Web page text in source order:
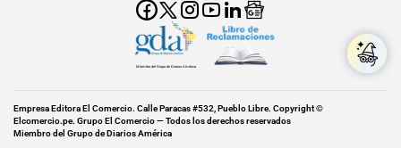
Miembro del Grupo de Diarios América
Empresa Editora El Comercio. Calle Paracas #532, Pueblo Libre. Copyright ©
Elcomercio.pe. Grupo El Comercio — Todos los derechos reservados
Miembro del Grupo de Diarios América